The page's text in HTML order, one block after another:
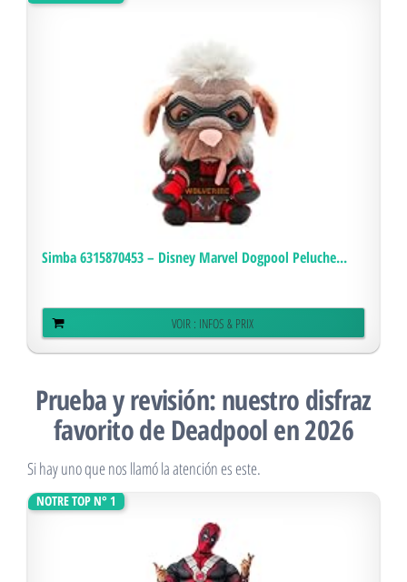
Simba 6315870453 – Disney Marvel Dogpool Peluche...
VOIR : INFOS & PRIX
Prueba y revisión: nuestro disfraz
favorito de Deadpool en 2026
Si hay uno que nos llamó la atención es este.
NOTRE TOP N° 1